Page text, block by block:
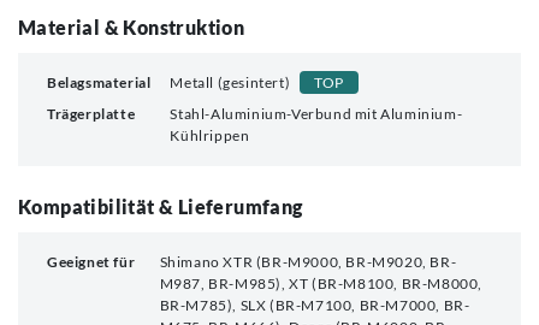
Material & Konstruktion
Belagsmaterial Metall (gesintert)
TOP
Trägerplatte
Stahl-Aluminium-Verbund mit Aluminium-
Kühlrippen
Kompatibilität & Lieferumfang
Geeignet für
Shimano XTR (BR-M9000, BR-M9020, BR-
M987, BR-M985), XT (BR-M8100, BR-M8000,
BR-M785), SLX (BR-M7100, BR-M7000, BR-